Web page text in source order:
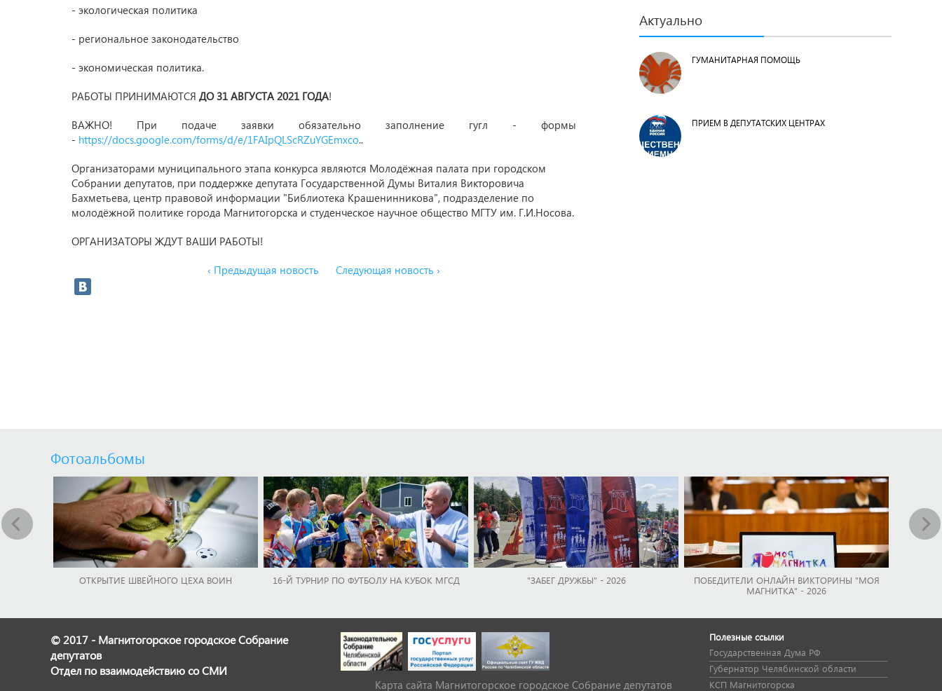
- экологическая политика
- региональное законодательство
- экономическая политика.
РАБОТЫ ПРИНИМАЮТСЯ ДО 31 АВГУСТА 2021 ГОДА!
ВАЖНО! При подаче заявки обязательно заполнение гугл - формы
- https://docs.google.com/forms/d/e/1FAIpQLScRZuYGEmxco..
Организаторами муниципального этапа конкурса являются Молодёжная палата при городском
Собрании депутатов, при поддержке депутата Государственной Думы Виталия Викторовича
Бахметьева, центр правовой информации "Библиотека Крашенинникова", подразделение по
молодёжной политике города Магнитогорска и студенческое научное общество МГТУ им. Г.И.Носова.
ОРГАНИЗАТОРЫ ЖДУТ ВАШИ РАБОТЫ!
‹ Предыдущая новость Следующая новость ›
Актуально
ГУМАНИТАРНАЯ ПОМОЩЬ
ПРИЕМ В ДЕПУТАТСКИХ ЦЕНТРАХ
Фотоальбомы
ОТКРЫТИЕ ШВЕЙНОГО ЦЕХА ВОИН 16-Й ТУРНИР ПО ФУТБОЛУ НА КУБОК МГСД "ЗАБЕГ ДРУЖБЫ" - 2026
ПОБЕДИТЕЛИ ОНЛАЙН ВИКТОРИНЫ "МОЯ
МАГНИТКА" - 2026
© 2017 - Магнитогорское городское Собрание
депутатов
Отдел по взаимодействию со СМИ
Карта сайта Магнитогорское городское Cобрание депутатов
Полезные ссылки
Государственная Дума РФ
Губернатор Челябинской области
КСП Магнитогорска